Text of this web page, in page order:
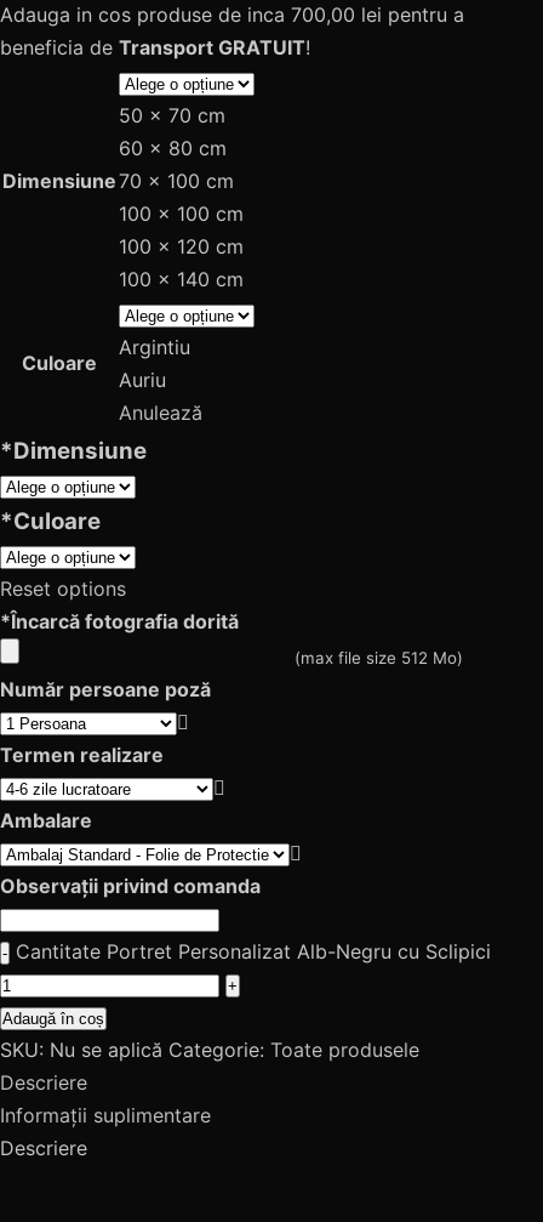
Adauga in cos produse de inca 700,00 lei pentru a
beneficia de Transport GRATUIT!
Dimensiune
50 x 70 cm
60 x 80 cm
70 x 100 cm
100 x 100 cm
100 x 120 cm
100 x 140 cm
Culoare
Argintiu
Auriu
Anulează
*Dimensiune
*Culoare
Reset options
*Încarcă fotografia dorită
(max file size 512 Mo)
Număr persoane poză
Termen realizare
Ambalare
Observații privind comanda
Cantitate Portret Personalizat Alb-Negru cu Sclipici
Adaugă în coș
SKU: Nu se aplică Categorie: Toate produsele
Descriere
Informații suplimentare
Descriere